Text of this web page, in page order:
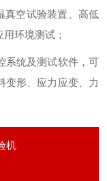
真空试验装置、高低
环境测试；
系统及测试软件，可
变形、应力应变、力
机